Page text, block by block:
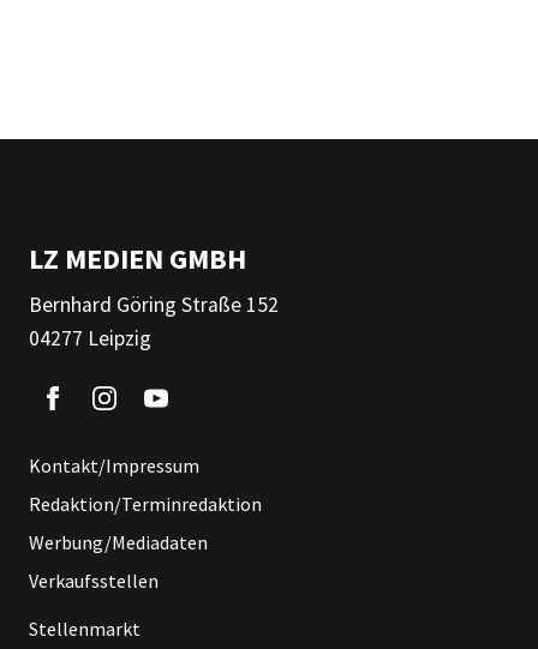
LZ MEDIEN GMBH
Bernhard Göring Straße 152
04277 Leipzig
Kontakt/Impressum
Redaktion/Terminredaktion
Werbung/Mediadaten
Verkaufsstellen
Stellenmarkt